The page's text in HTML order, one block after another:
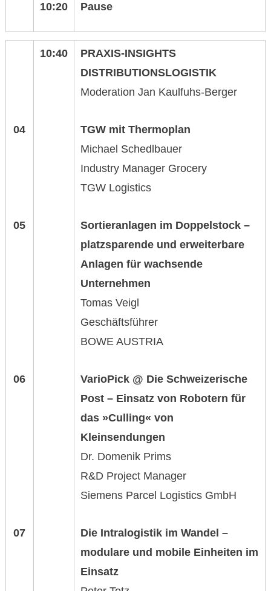
10:20 Pause
10:40
PRAXIS-INSIGHTS
DISTRIBUTIONSLOGISTIK
Moderation Jan Kaulfuhs-Berger
04 TGW mit Thermoplan
Michael Schedlbauer
Industry Manager Grocery
TGW Logistics
05
Sortieranlagen im Doppelstock –
platzsparende und erweiterbare
An lagen für wachsende
Unternehmen
Tomas Veigl
Geschäftsführer
BOWE AUSTRIA
06
VarioPick @ Die Schweizerische
Post – Einsatz von Robotern für
das »Culling« von
Kleinsendungen
Dr. Domenik Prims
R&D Project Manager
Siemens Parcel Logistics GmbH
07
Die Intralogistik im Wandel –
modulare und mobile Einheiten im
Einsatz